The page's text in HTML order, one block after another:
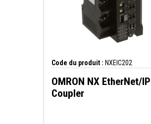
Code du produit : NXEIC202
OMRON NX EtherNet/IP
Coupler